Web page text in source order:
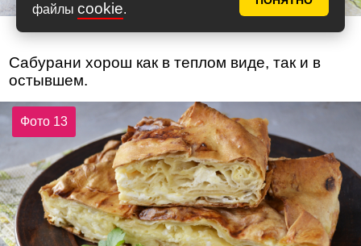
файлы cookie.
Сабурани хорош как в теплом виде, так и в
остывшем.
Фото 13